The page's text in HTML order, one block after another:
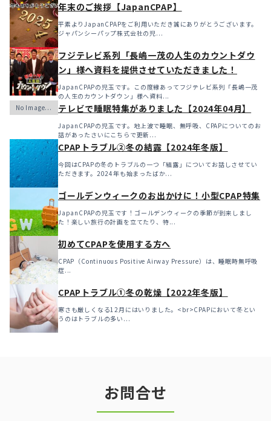
年末のご挨拶【JapanCPAP】
平素よりJapanCPAPをご利用いただき誠にありがとうございます。
ジャパンシーパップ株式会社の児...
フジテレビ系列「長嶋一茂の人生のカウントダウ
ン」様へ資料を提供させていただきました！
JapanCPAPの児玉です。この度縁あってフジテレビ系列「長嶋一茂
の人生のカウントダウン」様へ資料...
テレビで睡眠特集がありました【2024年04月】
JapanCPAPの児玉です。地上波で睡眠、無呼吸、CPAPについてのお
話があったさいにこちらで更新...
CPAPトラブル②冬の結露【2024年冬版】
今回はCPAPの冬のトラブルの一つ「結露」についてお話しさせてい
ただきます。2024年も始まったばか...
ゴールデンウィークのお出かけに！小型CPAP特集
JapanCPAPの児玉です！ゴールデンウィークの季節が到来しまし
た！楽しい旅行の計画を立てたり、特...
初めてCPAPを使用する方へ
CPAP（Continuous Positive Airway Pressure）は、睡眠時無呼吸
症...
CPAPトラブル①冬の乾燥【2022年冬版】
寒さも厳しくなる12月にはいりました。<br>CPAPにおいて冬とい
うのはトラブルの多い...
お問合せ